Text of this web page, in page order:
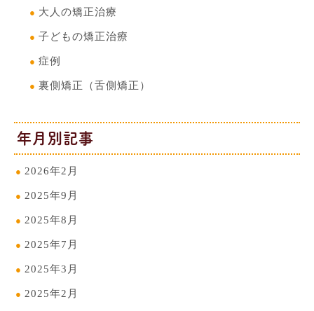
大人の矯正治療
子どもの矯正治療
症例
裏側矯正（舌側矯正）
年月別記事
2026年2月
2025年9月
2025年8月
2025年7月
2025年3月
2025年2月